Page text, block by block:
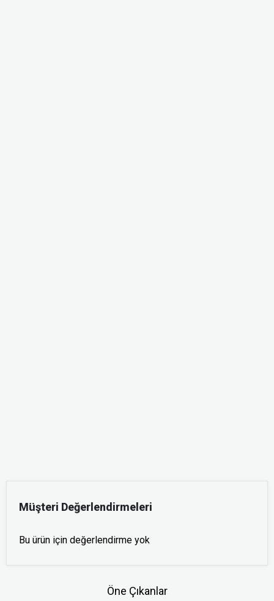
Müşteri Değerlendirmeleri
Bu ürün için değerlendirme yok
Öne Çıkanlar